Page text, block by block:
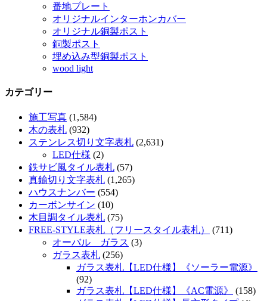
番地プレート
オリジナルインターホンカバー
オリジナル銅製ポスト
銅製ポスト
埋め込み型銅製ポスト
wood light
カテゴリー
施工写真 (1,584)
木の表札 (932)
ステンレス切り文字表札 (2,631)
LED仕様 (2)
鉄サビ風タイル表札 (57)
真鍮切り文字表札 (1,265)
ハウスナンバー (554)
カーボンサイン (10)
木目調タイル表札 (75)
FREE-STYLE表札（フリースタイル表札）
(711)
オーバル ガラス (3)
ガラス表札 (256)
ガラス表札【LED仕様】《ソーラー電源》
(92)
ガラス表札【LED仕様】《AC電源》
(158)